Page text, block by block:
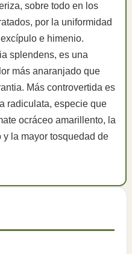
sobre todo en los
por la uniformidad
e himenio.
splendens, es una
más anaranjado que
Más controvertida es
radiculata, especie que
ocráceo amarillento, la
la mayor tosquedad de